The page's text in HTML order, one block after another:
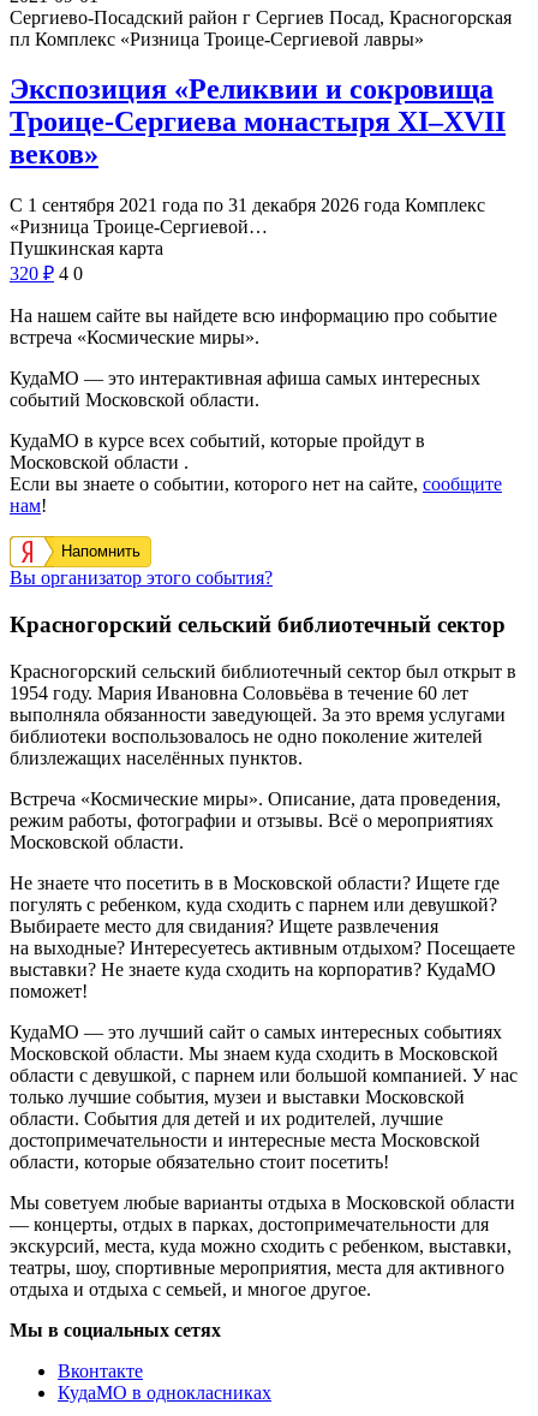
Сергиево-Посадский район г Сергиев Посад, Красногорская
пл Комплекс «Ризница Троице-Сергиевой лавры»
Экспозиция «Реликвии и сокровища
Троице-Сергиева монастыря XI–XVII
веков»
С 1 сентября 2021 года по 31 декабря 2026 года Комплекс
«Ризница Троице-Сергиевой…
Пушкинская карта
320 ₽ 4 0
На нашем сайте вы найдете всю информацию про событие
встреча «Космические миры».
КудаМО — это интерактивная афиша самых интересных
событий Московской области.
КудаМО в курсе всех событий, которые пройдут в
Московской области .
Если вы знаете о событии, которого нет на сайте, сообщите
нам!
Напомнить
Вы организатор этого события?
Красногорский сельский библиотечный сектор
Красногорский сельский библиотечный сектор был открыт в
1954 году. Мария Ивановна Соловьёва в течение 60 лет
выполняла обязанности заведующей. За это время услугами
библиотеки воспользовалось не одно поколение жителей
близлежащих населённых пунктов.
Встреча «Космические миры». Описание, дата проведения,
режим работы, фотографии и отзывы. Всё о мероприятиях
Московской области.
Не знаете что посетить в в Московской области? Ищете где
погулять с ребенком, куда сходить с парнем или девушкой?
Выбираете место для свидания? Ищете развлечения
на выходные? Интересуетесь активным отдыхом? Посещаете
выставки? Не знаете куда сходить на корпоратив? КудаМО
поможет!
КудаМО — это лучший сайт о самых интересных событиях
Московской области. Мы знаем куда сходить в Московской
области с девушкой, с парнем или большой компанией. У нас
только лучшие события, музеи и выставки Московской
области. События для детей и их родителей, лучшие
достопримечательности и интересные места Московской
области, которые обязательно стоит посетить!
Мы советуем любые варианты отдыха в Московской области
— концерты, отдых в парках, достопримечательности для
экскурсий, места, куда можно сходить с ребенком, выставки,
театры, шоу, спортивные мероприятия, места для активного
отдыха и отдыха с семьей, и многое другое.
Мы в социальных сетях
Вконтакте
КудаМО в однокласниках